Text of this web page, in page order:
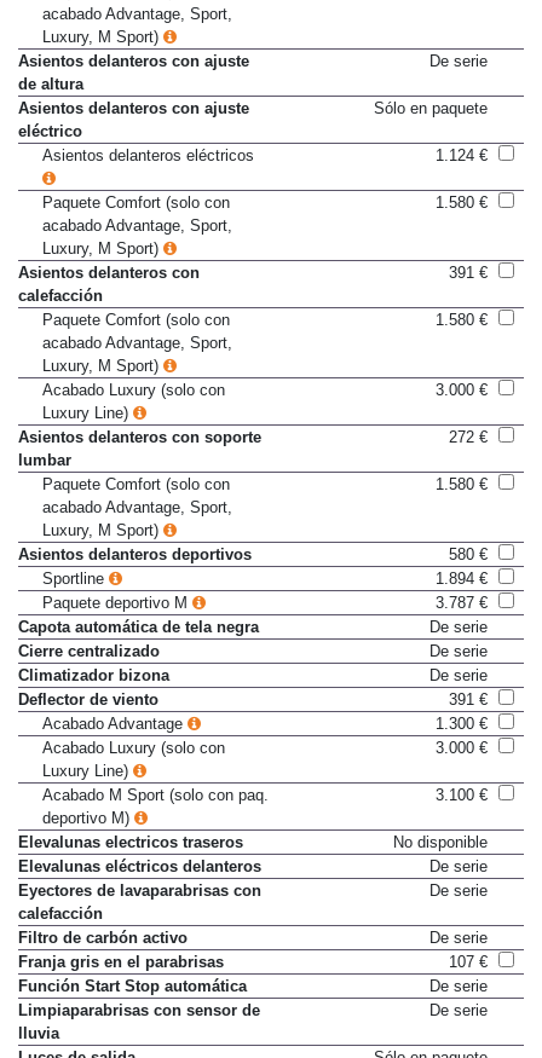
Paquete Comfort (solo con
acabado Advantage, Sport,
Luxury, M Sport)
Asientos delanteros con ajuste
de altura
Asientos delanteros con ajuste
eléctrico
Asientos delanteros eléctricos
Paquete Comfort (solo con
acabado Advantage, Sport,
Luxury, M Sport)
Asientos delanteros con
calefacción
Paquete Comfort (solo con
acabado Advantage, Sport,
Luxury, M Sport)
Acabado Luxury (solo con
Luxury Line)
Asientos delanteros con soporte
lumbar
Paquete Comfort (solo con
acabado Advantage, Sport,
Luxury, M Sport)
Asientos delanteros deportivos
580 €
Sportline
1.894 €
Paquete deportivo M
3.787 €
Capota automática de tela negra
De serie
Cierre centralizado
De serie
Climatizador bizona
De serie
Deflector de viento
391 €
Acabado Advantage
1.300 €
Acabado Luxury (solo con
Luxury Line)
Acabado M Sport (solo con paq.
deportivo M)
Elevalunas electricos traseros
No disponible
Elevalunas eléctricos delanteros
De serie
Eyectores de lavaparabrisas con
calefacción
Filtro de carbón activo
De serie
Franja gris en el parabrisas
107 €
Función Start Stop automática
De serie
Limpiaparabrisas con sensor de
lluvia